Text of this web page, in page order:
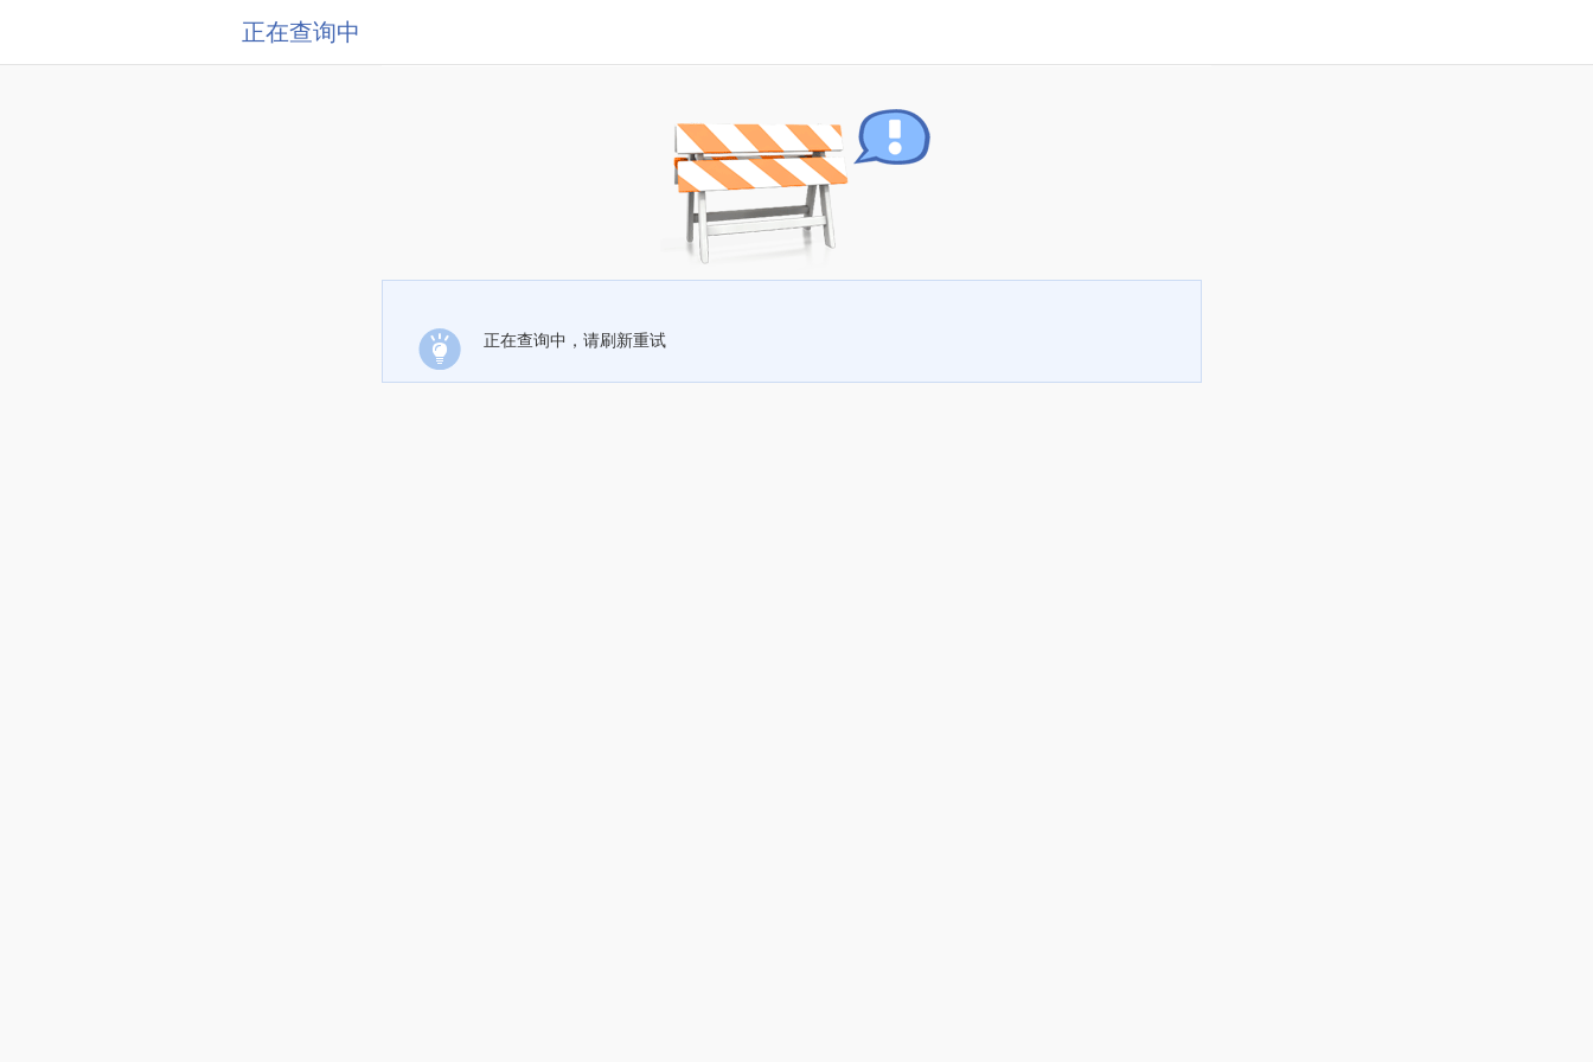
正在查询中
正在查询中，请刷新重试